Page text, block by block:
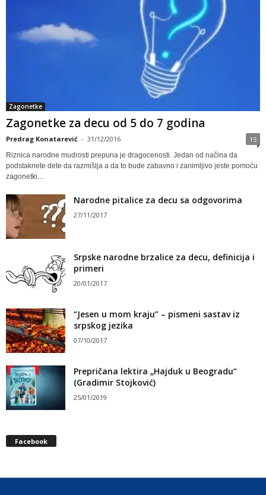
Zagonetke
Zagonetke za decu od 5 do 7 godina
Predrag Konatarević - 31/12/2016 15
Riznica narodne mudrosti prepuna je dragocenosti. Jedan od načina da
podstaknete dete da razmišlja a da to bude zabavno i zanimljivo jeste pomoću
zagonetki....
Narodne pitalice za decu sa odgovorima
27/11/2017
Srpske narodne brzalice za decu, definicija i
primeri
20/01/2017
“Jesen u mom kraju” – pismeni sastav iz
srpskog jezika
07/10/2017
Prepričana lektira „Hajduk u Beogradu“
(Gradimir Stojković)
25/01/2019
Facebook